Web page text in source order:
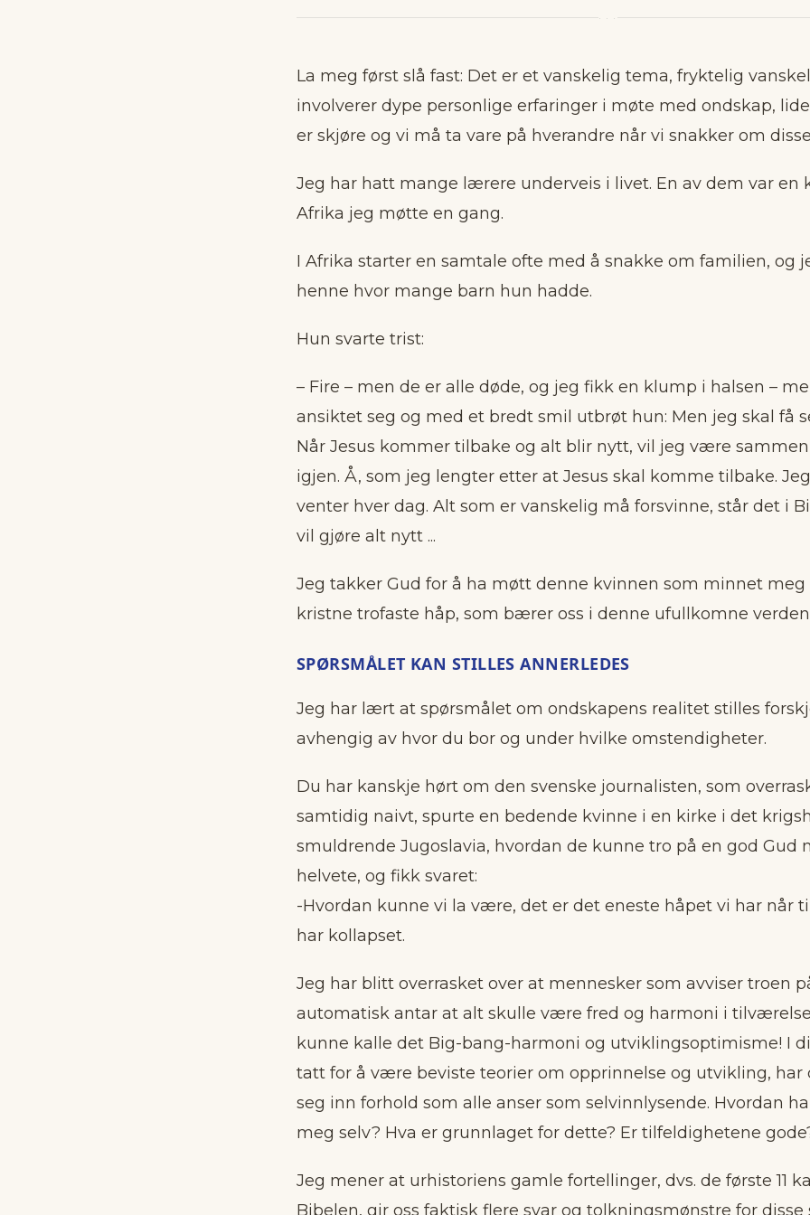
finne håp i troen på et evig liv og en ny skapelse, hvor Gud vil
Denne oppsummeringen er generert av KI og godkjent av redaksjonen.
· · ·
La meg først slå fast: Det er et vanskelig tema, fryktelig
involverer dype personlige erfaringer i møte med ondskap,
er skjøre og vi må ta vare på hverandre når vi snakker om
Jeg har hatt mange lærere underveis i livet. En av dem var en
Afrika jeg møtte en gang.
I Afrika starter en samtale ofte med å snakke om familien, og
henne hvor mange barn hun hadde.
Hun svarte trist:
– Fire – men de er alle døde, og jeg fikk en klump i halsen –
ansiktet seg og med et bredt smil utbrøt hun: Men jeg skal få
Når Jesus kommer tilbake og alt blir nytt, vil jeg være
igjen. Å, som jeg lengter etter at Jesus skal komme tilbake.
venter hver dag. Alt som er vanskelig må forsvinne, står det i
vil gjøre alt nytt ...
Jeg takker Gud for å ha møtt denne kvinnen som minnet
kristne trofaste håp, som bærer oss i denne ufullkomne
SPØRSMÅLET KAN STILLES ANNERLEDES
Jeg har lært at spørsmålet om ondskapens realitet stilles
avhengig av hvor du bor og under hvilke omstendigheter.
Du har kanskje hørt om den svenske journalisten, som
samtidig naivt, spurte en bedende kvinne i en kirke i det
smuldrende Jugoslavia, hvordan de kunne tro på en god Gud
helvete, og fikk svaret:
-Hvordan kunne vi la være, det er det eneste håpet vi har når
har kollapset.
Jeg har blitt overrasket over at mennesker som avviser troen
automatisk antar at alt skulle være fred og harmoni i
kunne kalle det Big-bang-harmoni og utviklingsoptimisme! I
tatt for å være beviste teorier om opprinnelse og utvikling, har
seg inn forhold som alle anser som selvinnlysende. Hvordan
meg selv? Hva er grunnlaget for dette? Er tilfeldighetene
Jeg mener at urhistoriens gamle fortellinger, dvs. de første 11
Bibelen, gir oss faktisk flere svar og tolkningsmønstre for disse